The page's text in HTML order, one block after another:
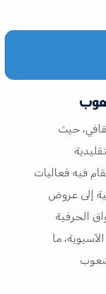
حيث
فيه فعاليات
إلى عروض
الحرفية
ما